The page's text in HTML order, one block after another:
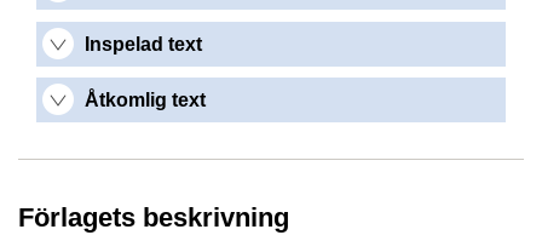
Inspelad text
Åtkomlig text
Förlagets beskrivning